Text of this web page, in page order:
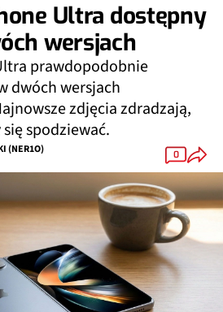
Ultra dostępny
wersjach
prawdopodobnie
dwóch wersjach
zdjęcia zdradzają,
spodziewać.
(NER1O)
0